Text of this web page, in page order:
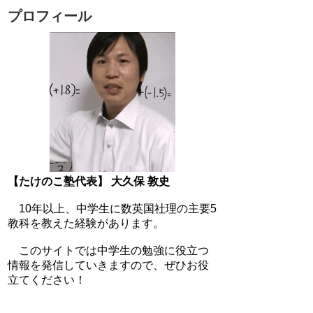
プロフィール
【たけのこ塾代表】 大久保 敦史
10年以上、中学生に数英国社理の主要5
教科を教えた経験があります。
このサイトでは中学生の勉強に役立つ
情報を発信していきますので、ぜひお役
立てください！